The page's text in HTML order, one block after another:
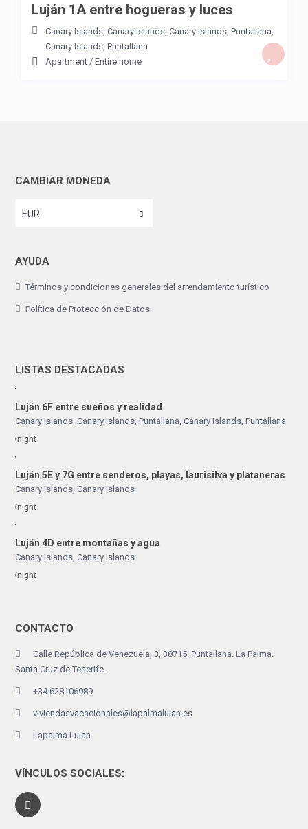
Luján 1A entre hogueras y luces
Canary Islands, Canary Islands, Canary Islands, Puntallana,
Canary Islands, Puntallana
Apartment/ Entire home
CAMBIAR MONEDA
EUR
AYUDA
Términos y condiciones generales del arrendamiento turístico
Política de Protección de Datos
LISTAS DESTACADAS
Luján 6F entre sueños y realidad
Canary Islands, Canary Islands, Puntallana, Canary Islands, Puntallana
/night
Luján 5E y 7G entre senderos, playas, laurisilva y plataneras
Canary Islands, Canary Islands
/night
Luján 4D entre montañas y agua
Canary Islands, Canary Islands
/night
CONTACTO
Calle República de Venezuela, 3, 38715. Puntallana. La Palma.
Santa Cruz de Tenerife.
+34 628106989
viviendasvacacionales@lapalmalujan.es
Lapalma Lujan
VÍNCULOS SOCIALES: